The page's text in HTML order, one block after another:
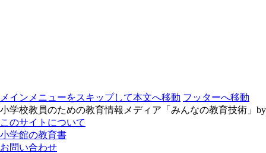
メインメニューをスキップして本文へ移動 フッターへ移動
小学校教員のための教育情報メディア「みんなの教育技術」
このサイトについて
小学館の教育書
お問い合わせ